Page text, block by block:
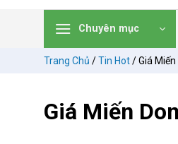
Chuyên mục
Trang Chủ /Tin Hot/Giá
Giá Miến